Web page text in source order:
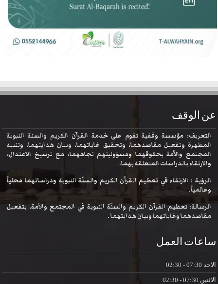
عن الوقف
التعريف: مؤسسة وقفية تقوم على خدمة القرآن الكريم والسنة النبوية
المطهرة وتفعيل مقاصدهما، وتحقيق غاياتهما، وبيان هدايتهما، وتنبيه
المجتمع والأمة بحقوقهما ومسؤوليتهم تجاههما، مع ترسيخ الاعتدال،
والارتقاء بالدراسات المتعلقة بهما.
الرؤية : الارتقاء في تعظيم القرآن الكريم والسنّة النبوية ودراساتهما محلياً
وعالمياً.
الرسالة: تعظيم القرآن الكريم والسنّة النبوية في المجتمع والأمة، بتفعيل
مقاصدهما وغاياتهما وبيان هدايتهما .
ساعات العمل
الاحد
الاثنين